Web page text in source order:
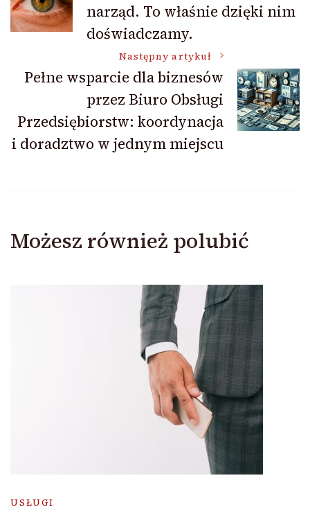
wpisunarząd. To właśnie dzięki nim
doświadczamy.
Następny artykuł
Pełne wsparcie dla biznesów
przez Biuro Obsługi
Przedsiębiorstw: koordynacja
i doradztwo w jednym miejscu
Możesz również polubić
USŁUGI